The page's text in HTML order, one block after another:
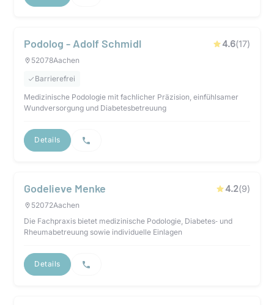
Podolog - Adolf Schmidl 4.6(17)
52078Aachen
Barrierefrei
Medizinische Podologie mit fachlicher Präzision, einfühlsamer
Wundversorgung und Diabetesbetreuung
Details
Godelieve Menke 4.2(9)
52072Aachen
Die Fachpraxis bietet medizinische Podologie, Diabetes‑ und
Rheumabetreuung sowie individuelle Einlagen
Details